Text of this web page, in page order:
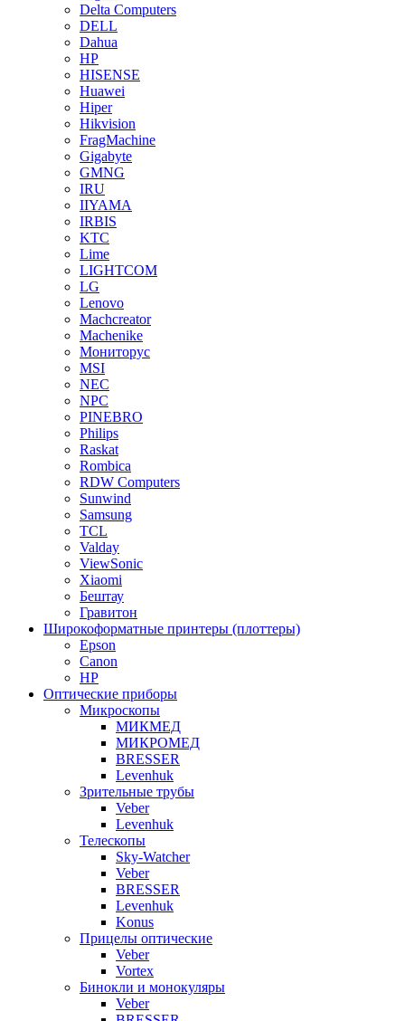
Delta Computers
DELL
Dahua
HP
HISENSE
Huawei
Hiper
Hikvision
FragMachine
Gigabyte
GMNG
IRU
IIYAMA
IRBIS
KTC
Lime
LIGHTCOM
LG
Lenovo
Machcreator
Machenike
Мониторус
MSI
NEC
NPC
PINEBRO
Philips
Raskat
Rombica
RDW Computers
Sunwind
Samsung
TCL
Valday
ViewSonic
Xiaomi
Бештау
Гравитон
Широкоформатные принтеры (плоттеры)
Epson
Canon
HP
Оптические приборы
Микроскопы
МИКМЕД
МИКРОМЕД
BRESSER
Levenhuk
Зрительные трубы
Veber
Levenhuk
Телескопы
Sky-Watcher
Veber
BRESSER
Levenhuk
Konus
Прицелы оптические
Veber
Vortex
Бинокли и монокуляры
Veber